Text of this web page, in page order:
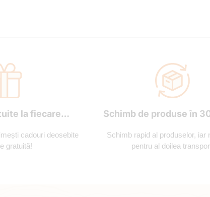
la fiecare
cadouri deosebite
gratuită!
Schimb de produse în
Schimb rapid al produselor, iar
pentru al doilea